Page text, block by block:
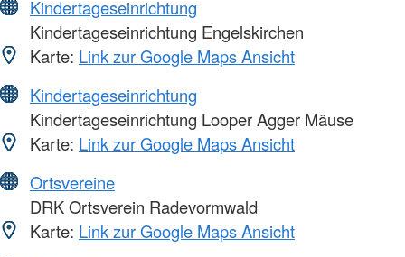
Kindertageseinrichtung
Kindertageseinrichtung Engelskirchen
Karte: Link zur Google Maps Ansicht
Kindertageseinrichtung
Kindertageseinrichtung Looper Agger Mäuse
Karte: Link zur Google Maps Ansicht
Ortsvereine
DRK Ortsverein Radevormwald
Karte: Link zur Google Maps Ansicht